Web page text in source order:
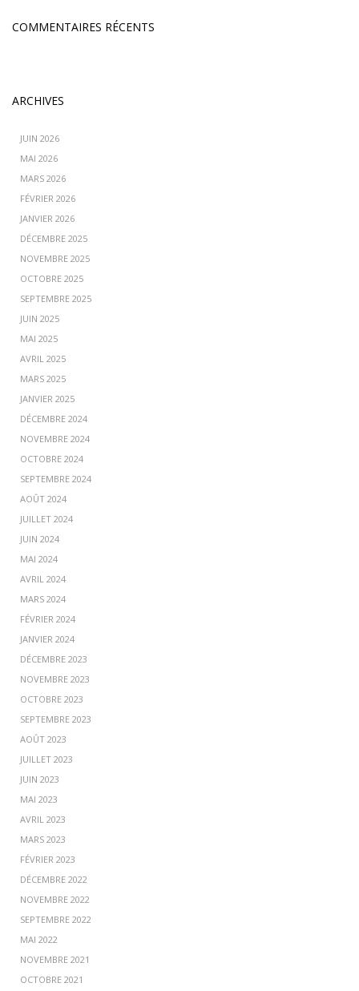
COMMENTAIRES RÉCENTS
ARCHIVES
JUIN 2026
MAI 2026
MARS 2026
FÉVRIER 2026
JANVIER 2026
DÉCEMBRE 2025
NOVEMBRE 2025
OCTOBRE 2025
SEPTEMBRE 2025
JUIN 2025
MAI 2025
AVRIL 2025
MARS 2025
JANVIER 2025
DÉCEMBRE 2024
NOVEMBRE 2024
OCTOBRE 2024
SEPTEMBRE 2024
AOÛT 2024
JUILLET 2024
JUIN 2024
MAI 2024
AVRIL 2024
MARS 2024
FÉVRIER 2024
JANVIER 2024
DÉCEMBRE 2023
NOVEMBRE 2023
OCTOBRE 2023
SEPTEMBRE 2023
AOÛT 2023
JUILLET 2023
JUIN 2023
MAI 2023
AVRIL 2023
MARS 2023
FÉVRIER 2023
DÉCEMBRE 2022
NOVEMBRE 2022
SEPTEMBRE 2022
MAI 2022
NOVEMBRE 2021
OCTOBRE 2021